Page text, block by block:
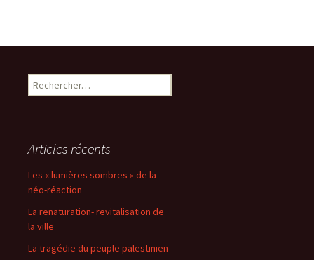
Rechercher :
Articles récents
Les « lumières sombres » de la
néo-réaction
La renaturation- revitalisation de
la ville
La tragédie du peuple palestinien